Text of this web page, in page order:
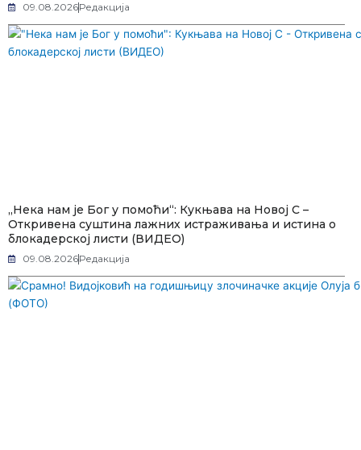
09.08.2026Редакција
„Нека нам је Бог у помоћи“: Кукњава на Новој С –
Откривена суштина лажних истраживања и истина о
блокадерској листи (ВИДЕО)
09.08.2026Редакција